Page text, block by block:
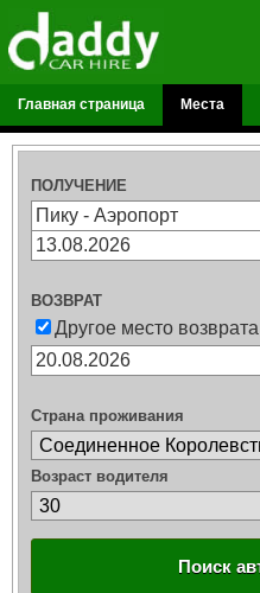
Главная страница Места
ПОЛУЧЕНИЕ
ВОЗВРАТ
Другое место
Страна проживания
Возраст водителя
Поиск